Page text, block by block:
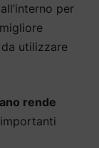
per
utilizzare
rende